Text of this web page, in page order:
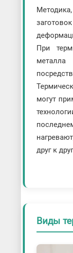
При
металла
могут
друг к
Виды